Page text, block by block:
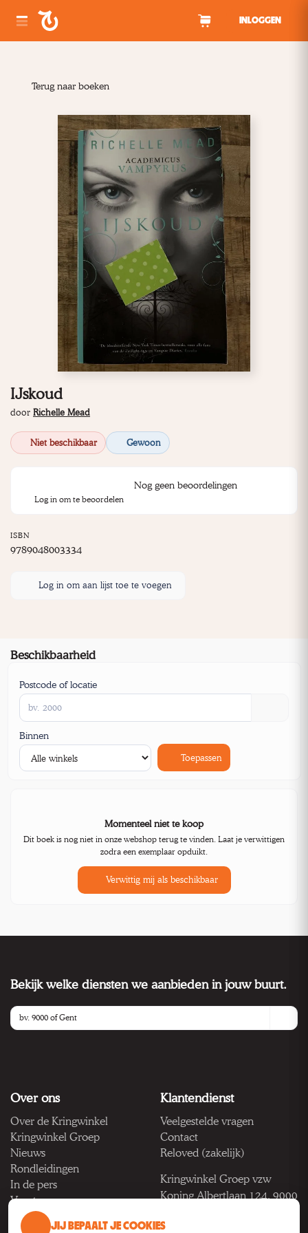
INLOGGEN
Terug naar boeken
IJskoud
door Richelle Mead
Niet beschikbaar Gewoon
Nog geen beoordelingen
Log in om te beoordelen
ISBN
9789048003334
Log in om aan lijst toe te voegen
Beschikbaarheid
Postcode of locatie
Binnen
Toepassen
Momenteel niet te koop
Dit boek is nog niet in onze webshop terug te vinden. Laat je verwittigen
zodra een exemplaar opduikt.
Verwittig mij als beschikbaar
Bekijk welke diensten we aanbieden in jouw buurt.
Over ons
Over de Kringwinkel
Kringwinkel Groep
Nieuws
Rondleidingen
In de pers
Vacatures
Klantendienst
Veelgestelde vragen
Contact
Reloved (zakelijk)
Kringwinkel Groep vzw
Koning Albertlaan 124, 9000
BTW BE 1033.922.208
JIJ BEPAALT JE COOKIES